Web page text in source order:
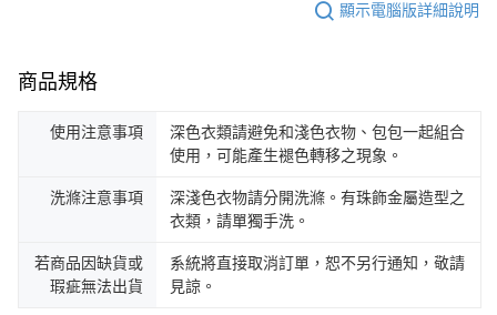
顯示電腦版詳細說明
商品規格
使用注意事項
深色衣類請避免和淺色衣物、包包一起組合
使用，可能產生褪色轉移之現象。
洗滌注意事項
深淺色衣物請分開洗滌。有珠飾金屬造型之
衣類，請單獨手洗。
若商品因缺貨或
瑕疵無法出貨
系統將直接取消訂單，恕不另行通知，敬請
見諒。